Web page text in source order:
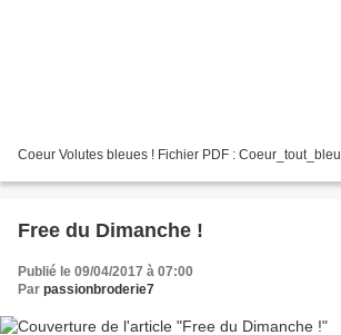
Coeur Volutes bleues ! Fichier PDF : Coeur_tout_bleu
Free du Dimanche !
Publié le 09/04/2017 à 07:00
Par passionbroderie7